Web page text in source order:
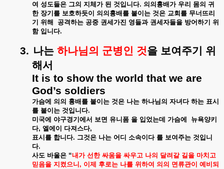
여 성도들은 그의 지체가 된 것입니다. 의의흉배가 우리 몸의 귀
한 장기를 보호하듯이 의의흉배를 붙이는 것은 교회를 무너뜨리
기 위해 공격하는 공중 권세가진 영들과 권세자들을 방어하기 위
함 입니다.
3. 나는 하나님의 군병인 것을 보여주기
위
해서
It is to show the world that we are
God’s soldiers
가슴에 의의 흉배를 붙이는 것은 나는 하나님의 자녀다 하는 표시
를 붙이는 것입니다.
미국에 야구경기에서 보면 유니폼 을 입었는데 가슴에
뉴욕양키
다, 엘에이 다져스다,
표시를 합니다. 그것은 나는 어디 소속이다 를 보여주는 것입니
다.
사도 바울은 “내가 선한 싸움을 싸우고 나의 달려갈 길을 마치고
믿음을 지켰으니 , 이제 후로는 나를 위하여 의의 면류관이 예비되